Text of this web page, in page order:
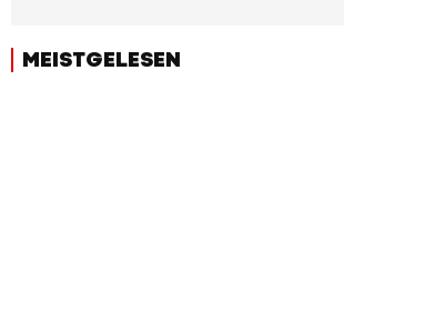
MEISTGELESEN